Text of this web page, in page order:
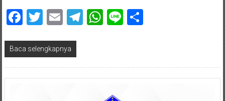
Facebook
Twitter
EmailTelegram
WhatsApp
LineShare
Baca selengkapnya